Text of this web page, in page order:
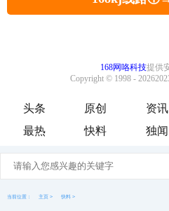
头条 原创 资讯
最热
快料 独闻
当前位置： 主页 > 快料 >